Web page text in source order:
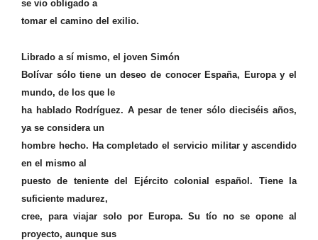
se vio obligado a
tomar el camino del exilio.
Librado a sí mismo, el joven Simón
Bolívar sólo tiene un deseo de conocer España, Europa y el
mundo, de los que le
ha hablado Rodríguez. A pesar de tener sólo dieciséis años,
ya se considera un
hombre hecho. Ha completado el servicio militar y ascendido
en el mismo al
puesto de teniente del Ejército colonial español. Tiene la
suficiente madurez,
cree, para viajar solo por Europa. Su tío no se opone al
proyecto, aunque sus